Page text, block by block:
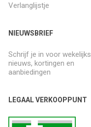
Verlanglijstje
NIEUWSBRIEF
Schrijf je in voor wekelijks
nieuws, kortingen en
aanbiedingen
LEGAAL VERKOOPPUNT